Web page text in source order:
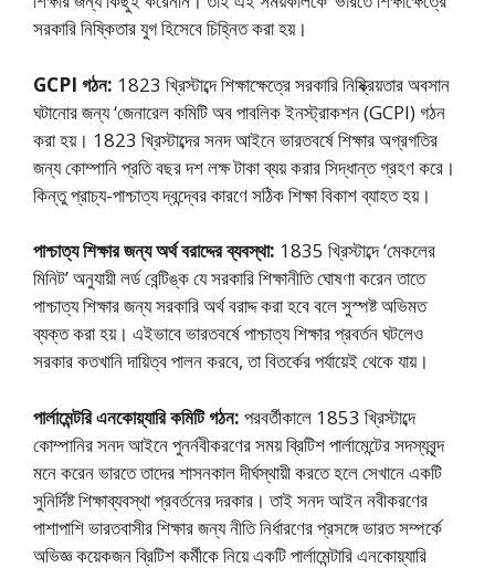
সরকারি নিষ্কিতার যুগ হিসেবে চিহ্নিত করা হয়।
GCPI গঠন: 1823 খ্রিস্টাব্দে শিক্ষাক্ষেত্রে সরকারি নিষ্ক্রিয়তার অবসান
ঘটানাের জন্য ‘জেনারেল কমিটি অব পাবলিক ইনস্ট্রাকশন (GCPI) গঠন
করা হয়। 1823 খ্রিস্টাব্দের সনদ আইনে ভারতবর্ষে শিক্ষার অগ্রগতির
জন্য কোম্পানি প্রতি বছর দশ লক্ষ টাকা ব্যয় করার সিদ্ধান্ত গ্রহণ করে।
কিন্তু প্রাচ্য-পাশ্চাত্য দ্বন্দ্বের কারণে সঠিক শিক্ষা বিকাশ ব্যাহত হয়।
পাশ্চাত্য শিক্ষার জন্য অর্থ বরাদ্দের ব্যবস্থা: 1835 খ্রিস্টাব্দে ‘মেকলের
মিনিট’ অনুযায়ী লর্ড বেন্টিঙ্ক যে সরকারি শিক্ষানীতি ঘােষণা করেন তাতে
পাশ্চাত্য শিক্ষার জন্য সরকারি অর্থ বরাদ্দ করা হবে বলে সুস্পষ্ট অভিমত
ব্যক্ত করা হয়। এইভাবে ভারতবর্ষে পাশ্চাত্য শিক্ষার প্রবর্তন ঘটলেও
সরকার কতখানি দায়িত্ব পালন করবে, তা বিতর্কের পর্যায়েই থেকে যায়।
পার্লামেন্টরি এনকোয়্যারি কমিটি গঠন: পরবর্তীকালে 1853 খ্রিস্টাব্দে
কোম্পানির সনদ আইনে পুনর্নবীকরণের সময় ব্রিটিশ পার্লামেন্টের সদস্যবৃন্দ
মনে করেন ভারতে তাদের শাসনকাল দীর্ঘস্থায়ী করতে হলে সেখানে একটি
সুনির্দিষ্ট শিক্ষাব্যবস্থা প্রবর্তনের দরকার। তাই সনদ আইন নবীকরণের
পাশাপাশি ভারতবাসীর শিক্ষার জন্য নীতি নির্ধারণের প্রসঙ্গে ভারত সম্পর্কে
অভিজ্ঞ কয়েকজন ব্রিটিশ কর্মীকে নিয়ে একটি পার্লামেন্টারি এনকোয়্যারি